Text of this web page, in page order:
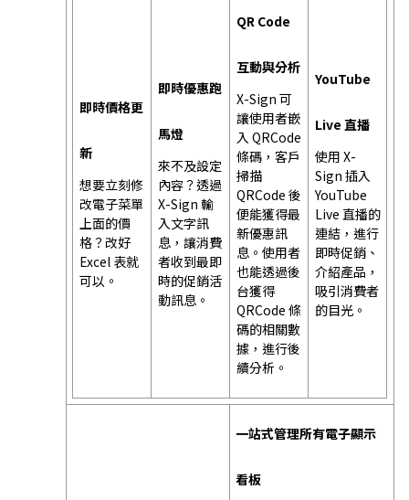
即時價格更
新
想要立刻修
改電子菜單
上面的價
格？改好
Excel 表就
可以。
即時優惠跑
馬燈
來不及設定
內容？透過
X-Sign 輸
入文字訊
息，讓消費
者收到最即
時的促銷活
動訊息。
QR Code
互動與分析
X-Sign 可
讓使用者嵌
入 QRCode
條碼，客戶
掃描
QRCode 後
便能獲得最
新優惠訊
息。使用者
也能透過後
台獲得
QRCode 條
碼的相關數
據，進行後
續分析。
YouTube
Live 直播
使用 X-
Sign 插入
YouTube
Live 直播的
連結，進行
即時促銷、
介紹產品，
吸引消費者
的目光。
一站式管理所有電子顯示
看板